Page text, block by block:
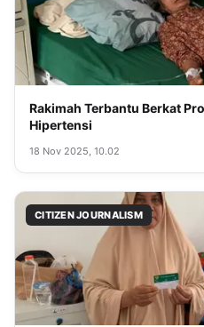
Rakimah Terbantu Berkat
Hipertensi
18 Nov 2025, 10.02
CITIZEN JOURNALISM